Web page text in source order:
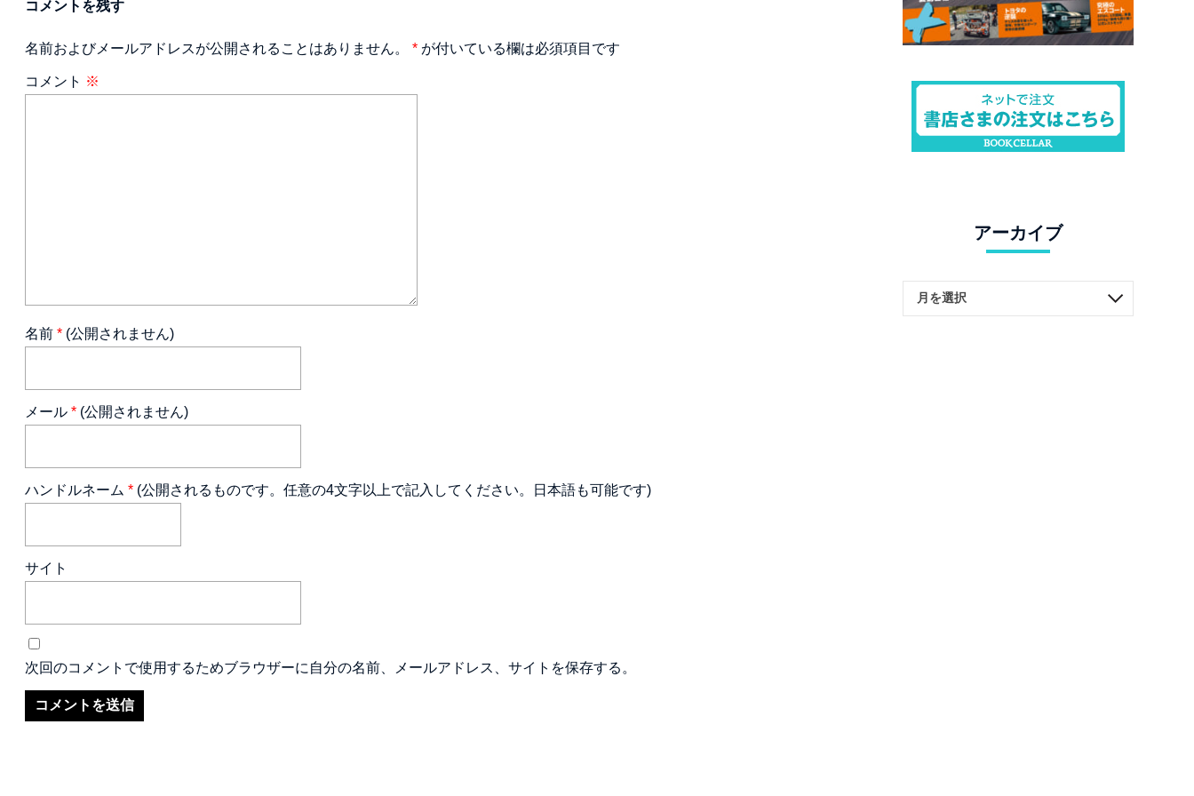
コメントを残す
名前およびメールアドレスが公開されることはありません。 * が付いている欄は必須項目です
コメント ※
名前 * (公開されません)
メール * (公開されません)
ハンドルネーム * (公開されるものです。任意の4文字以上で記入してください。日本語も可能です)
サイト
次回のコメントで使用するためブラウザーに自分の名前、メールアドレス、サイトを保存する。
アーカイブ